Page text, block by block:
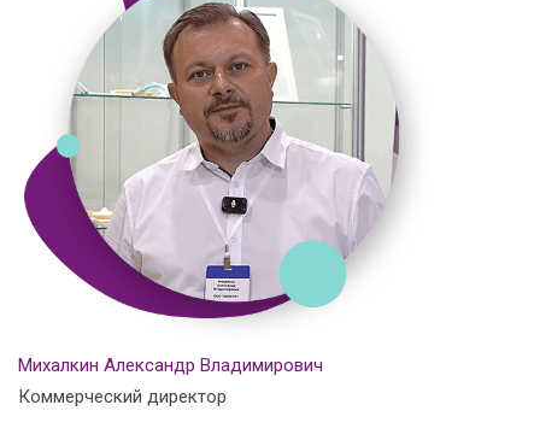
Михалкин Александр Владимирович
Коммерческий директор